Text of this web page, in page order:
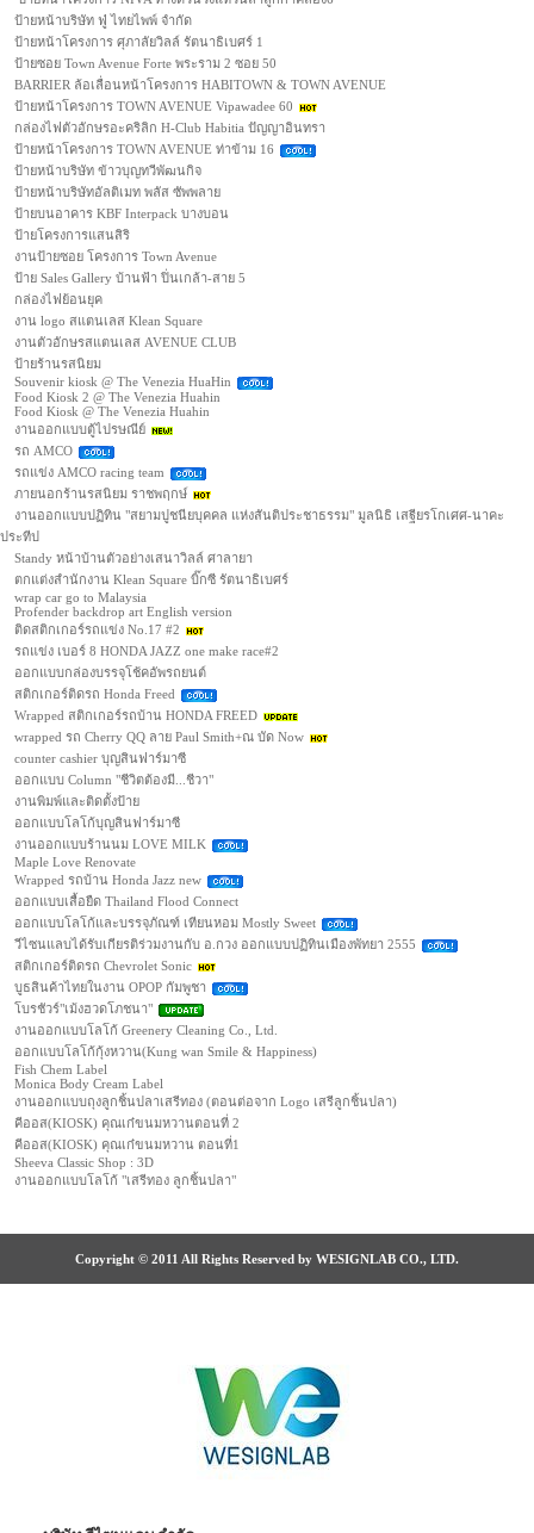
ป้ายหน้าบริษัท ฟู่ ไทยไพพ์ จำกัด
ป้ายหน้าโครงการ ศุภาลัยวิลล์ รัตนาธิเบศร์ 1
ป้ายซอย Town Avenue Forte พระราม 2 ซอย 50
BARRIER ล้อเลื่อนหน้าโครงการ HABITOWN & TOWN AVENUE
ป้ายหน้าโครงการ TOWN AVENUE Vipawadee 60
กล่องไฟตัวอักษรอะคริลิก H-Club Habitia ปัญญาอินทรา
ป้ายหน้าโครงการ TOWN AVENUE ท่าข้าม 16
ป้ายหน้าบริษัท ข้าวบุญทวีพัฒนกิจ
ป้ายหน้าบริษัทอัลติเมท พลัส ซัพพลาย
ป้ายบนอาคาร KBF Interpack บางบอน
ป้ายโครงการแสนสิริ
งานป้ายซอย โครงการ Town Avenue
ป้าย Sales Gallery บ้านฟ้า ปิ่นเกล้า-สาย 5
กล่องไฟย้อนยุค
งาน logo สแตนเลส Klean Square
งานตัวอักษรสแตนเลส AVENUE CLUB
ป้ายร้านรสนิยม
Souvenir kiosk @ The Venezia HuaHin
Food Kiosk 2 @ The Venezia Huahin
Food Kiosk @ The Venezia Huahin
งานออกแบบตู้ไปรษณีย์
รถ AMCO
รถแข่ง AMCO racing team
ภายนอกร้านรสนิยม ราชพฤกษ์
งานออกแบบปฏิทิน "สยามปูชนียบุคคล แห่งสันติประชาธรรม" มูลนิธิ เสฐียรโกเศศ-นาคะ
ประทีป
Standy หน้าบ้านตัวอย่างเสนาวิลล์ ศาลายา
ตกแต่งสำนักงาน Klean Square บิ๊กซี รัตนาธิเบศร์
wrap car go to Malaysia
Profender backdrop art English version
ติดสติกเกอร์รถแข่ง No.17 #2
รถแข่ง เบอร์ 8 HONDA JAZZ one make race#2
ออกแบบกล่องบรรจุโช้คอัพรถยนต์
สติกเกอร์ติดรถ Honda Freed
Wrapped สติกเกอร์รถบ้าน HONDA FREED
wrapped รถ Cherry QQ ลาย Paul Smith+ณ บัด Now
counter cashier บุญสินฟาร์มาซี
ออกแบบ Column "ชีวิตต้องมี...ชีวา"
งานพิมพ์และติดตั้งป้าย
ออกแบบโลโก้บุญสินฟาร์มาซี
งานออกแบบร้านนม LOVE MILK
Maple Love Renovate
Wrapped รถบ้าน Honda Jazz new
ออกแบบเสื้อยืด Thailand Flood Connect
ออกแบบโลโก้และบรรจุภัณฑ์ เทียนหอม Mostly Sweet
วีไซนแลบได้รับเกียรติร่วมงานกับ อ.กวง ออกแบบปฏิทินเมืองพัทยา 2555
สติกเกอร์ติดรถ Chevrolet Sonic
บูธสินค้าไทยในงาน OPOP กัมพูชา
โบรชัวร์"เม้งฮวดโภชนา"
งานออกแบบโลโก้ Greenery Cleaning Co., Ltd.
ออกแบบโลโก้กุ้งหวาน(Kung wan Smile & Happiness)
Fish Chem Label
Monica Body Cream Label
งานออกแบบถุงลูกชิ้นปลาเสรีทอง (ตอนต่อจาก Logo เสรีลูกชิ้นปลา)
คีออส(KIOSK) คุณเก๋ขนมหวานตอนที่ 2
คีออส(KIOSK) คุณเก๋ขนมหวาน ตอนที่1
Sheeva Classic Shop : 3D
งานออกแบบโลโก้ "เสรีทอง ลูกชิ้นปลา"
Copyright © 2011 All Rights Reserved by WESIGNLAB CO., LTD.